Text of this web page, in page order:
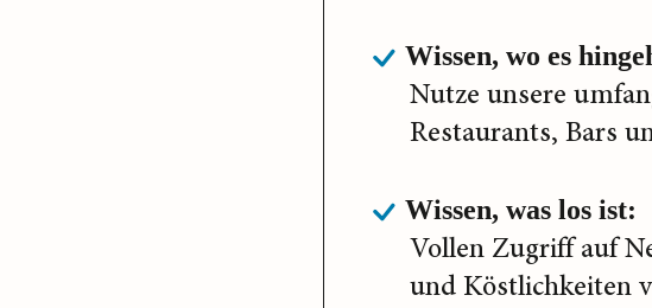
Wissen, wo es
Nutze unsere
Restaurants, Bars
Wissen, was los ist:
Vollen Zugriff auf
und Köstlichkeiten